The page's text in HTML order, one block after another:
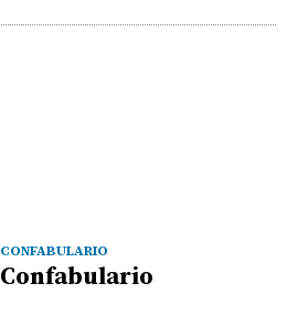
CONFABULARIO
Confabulario